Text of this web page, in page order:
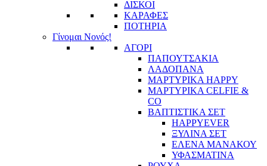
ΔΙΣΚΟΙ
ΚΑΡΑΦΕΣ
ΠΟΤΗΡΙΑ
Γίνομαι Νονός!
ΑΓΟΡΙ
ΠΑΠΟΥΤΣΑΚΙΑ
ΛΑΔΟΠΑΝΑ
ΜΑΡΤΥΡΙΚΑ HAPPY
ΜΑΡΤΥΡΙΚΑ CELFIE &
CO
ΒΑΠΤΙΣΤΙΚΑ ΣΕΤ
HAPPYEVER
ΞΥΛΙΝΑ ΣΕΤ
ΕΛΕΝΑ ΜΑΝΑΚΟΥ
ΥΦΑΣΜΑΤΙΝΑ